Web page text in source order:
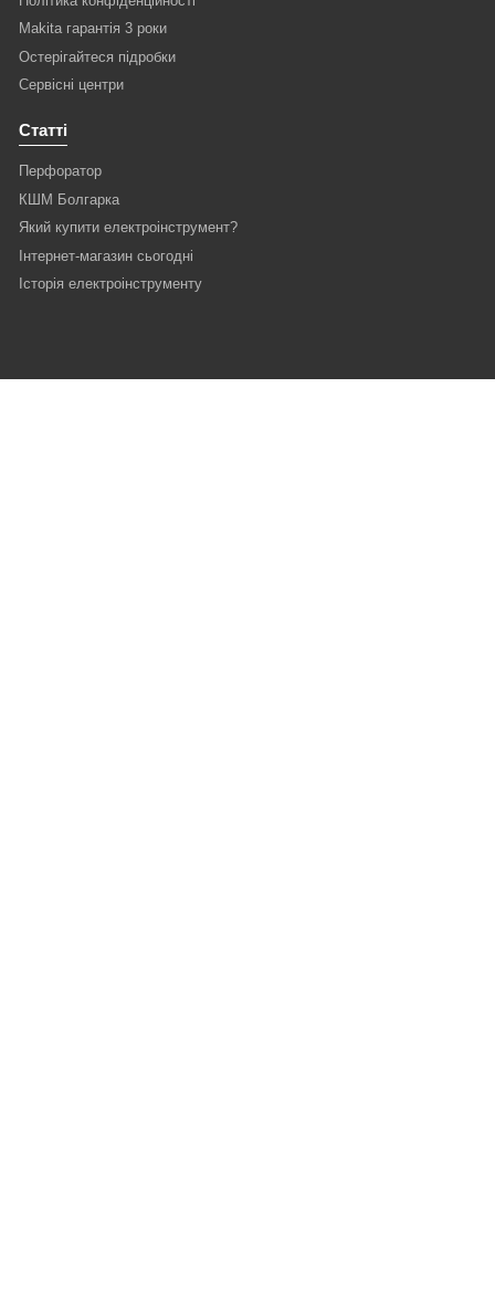
Makita гарантія 3 роки
Остерігайтеся підробки
Сервісні центри
Статті
Перфоратор
КШМ Болгарка
Який купити електроінструмент?
Інтернет-магазин сьогодні
Історія електроінструменту